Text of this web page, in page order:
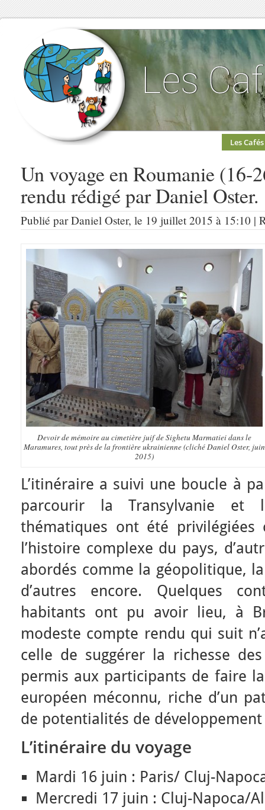
Les Cafés
Un voyage en Roumanie (16-
rendu rédigé par Daniel Oster.
Publié par Daniel Oster, le 19 juillet 2015 à 15:10 |
Devoir de mémoire au cimetière juif de Sighetu Marmatiei dans le
Maramures, tout près de la frontière ukrainienne (cliché Daniel Oster, juin
2015)
L’itinéraire a suivi une boucle à
parcourir la Transylvanie et
thématiques ont été privilégiées
l’histoire complexe du pays,
abordés comme la géopolitique,
d’autres encore. Quelques
habitants ont pu avoir lieu, à
modeste compte rendu qui suit
celle de suggérer la richesse
permis aux participants de faire la
européen méconnu, riche d’un
de potentialités de
L’itinéraire du voyage
Mardi 16 juin : Paris/ Cluj-
Mercredi 17 juin : Cluj-Napoca/